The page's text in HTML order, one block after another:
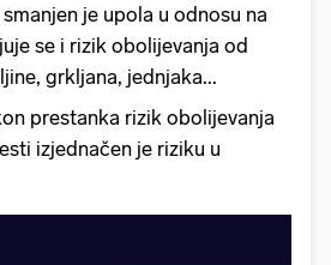
je upola u odnosu na
se i rizik obolijevanja od
grkljana, jednjaka...
prestanka rizik obolijevanja
izjednačen je riziku u